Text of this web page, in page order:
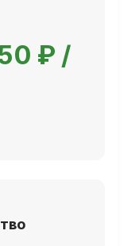
₽ /